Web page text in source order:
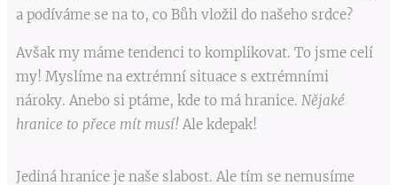
a podíváme se na to, co Bůh vložil do našeho srdce?
Avšak my máme tendenci to komplikovat. To jsme celí
my! Myslíme na extrémní situace s extrémními
nároky. Anebo si ptáme, kde to má hranice. Nějaké
hranice to přece mít musí! Ale kdepak!
Jediná hranice je naše slabost. Ale tím se nemusíme